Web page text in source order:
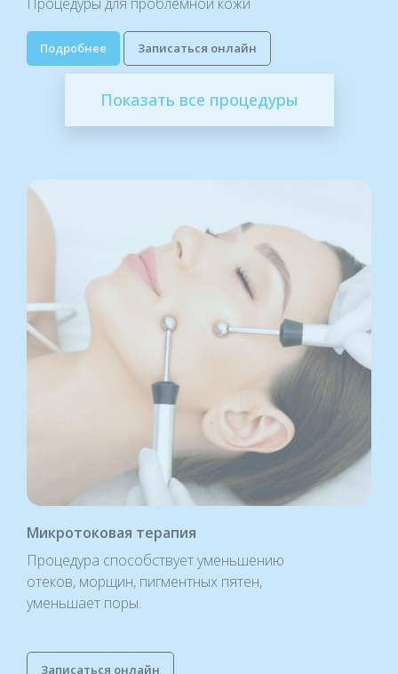
Подробнее Записаться онлайн
Показать все процедуры
Микротоковая терапия
Процедура способствует уменьшению
отеков, морщин, пигментных пятен,
уменьшает поры.
Записаться онлайн